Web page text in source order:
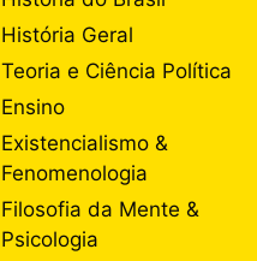
História Geral
Teoria e Ciência Política
Ensino
Existencialismo &
Fenomenologia
Filosofia da Mente &
Psicologia